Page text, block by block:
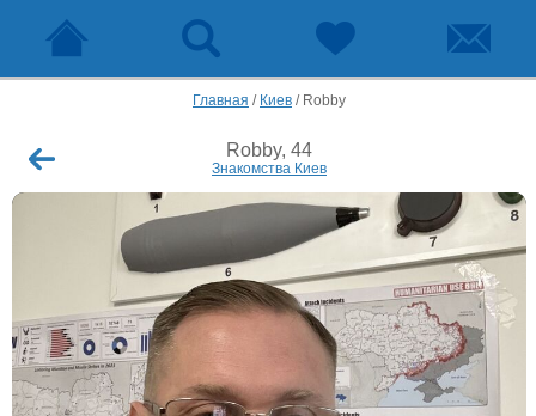
Главная / Киев / Robby
Robby, 44
Знакомства Киев